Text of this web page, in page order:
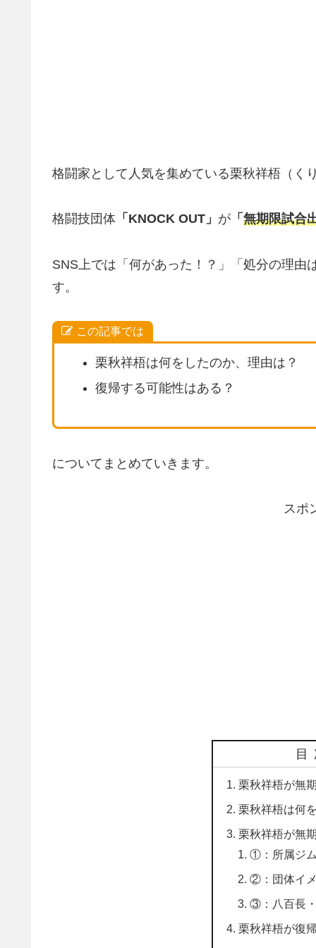
格闘家として人気を集めている栗秋祥梧（く
格闘技団体 「KNOCK OUT」 が 「 無期限試合
SNS上では「何があった！？」「処分の理由
す。
この記事では
栗秋祥梧は何をしたのか、理由は？
復帰する可能性はある？
についてまとめていきます。
スポ
目
栗秋祥梧が無
栗秋祥梧は何
栗秋祥梧が無
①：所属ジ
②：団体イ
③：八百長
栗秋祥梧が復